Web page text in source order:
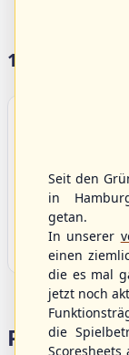
17 Vereine
Bargenstedt
Beavers
Seit den
in
getan.
In unserer
einen
die es mal
jetzt noch
die